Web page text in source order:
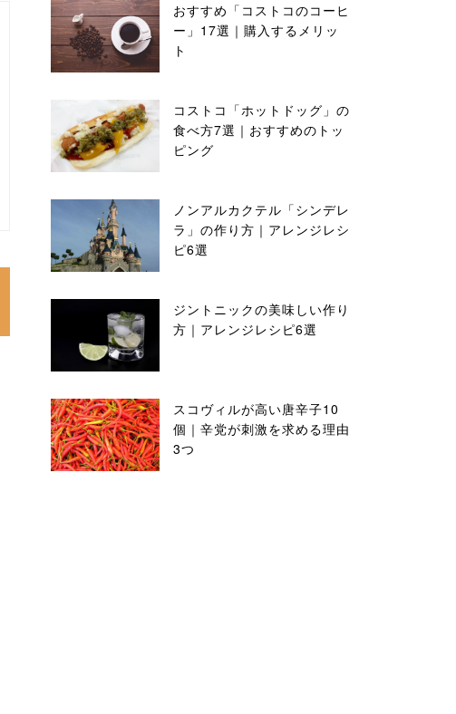
おすすめ「コストコのコーヒ
ー」17選｜購入するメリッ
ト
コストコ「ホットドッグ」の
食べ方7選｜おすすめのトッ
ピング
ノンアルカクテル「シンデレ
ラ」の作り方｜アレンジレシ
ピ6選
ジントニックの美味しい作り
方｜アレンジレシピ6選
スコヴィルが高い唐辛子10
個｜辛党が刺激を求める理由
3つ